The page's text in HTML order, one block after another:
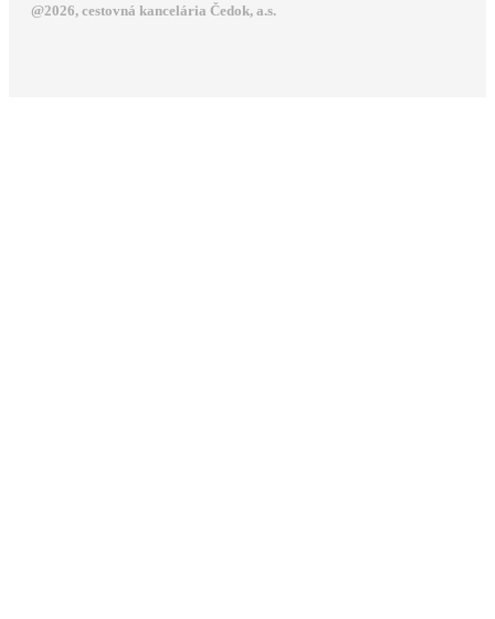
@2026, cestovná kancelária Čedok, a.s.